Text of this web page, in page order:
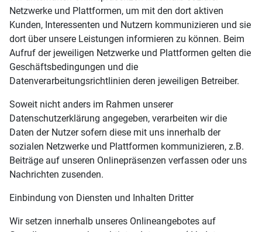
Netzwerke und Plattformen, um mit den dort aktiven
Kunden, Interessenten und Nutzern kommunizieren und sie
dort über unsere Leistungen informieren zu können. Beim
Aufruf der jeweiligen Netzwerke und Plattformen gelten die
Geschäftsbedingungen und die
Datenverarbeitungsrichtlinien deren jeweiligen Betreiber.
Soweit nicht anders im Rahmen unserer
Datenschutzerklärung angegeben, verarbeiten wir die
Daten der Nutzer sofern diese mit uns innerhalb der
sozialen Netzwerke und Plattformen kommunizieren, z.B.
Beiträge auf unseren Onlinepräsenzen verfassen oder uns
Nachrichten zusenden.
Einbindung von Diensten und Inhalten Dritter
Wir setzen innerhalb unseres Onlineangebotes auf